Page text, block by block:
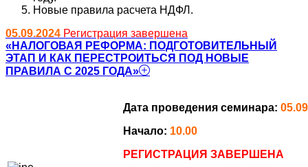
Новые правила расчета НДФЛ.
05.09.2024 Регистрация завершена
«НАЛОГОВАЯ РЕФОРМА: ПОДГОТОВИТЕЛЬНЫЙ
ЭТАП И КАК ПЕРЕСТРОИТЬСЯ ПОД НОВЫЕ
ПРАВИЛА С 2025 ГОДА»
Дата проведения семинара:
Начало: 10.00
РЕГИСТРАЦИЯ ЗАВЕРШЕНА